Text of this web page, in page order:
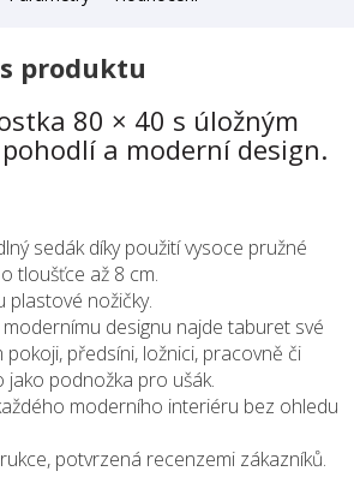
produktu
80 × 40 s úložným
a moderní design.
sedák díky použití vysoce pružné
tloušťce až 8 cm.
nožičky.
designu najde taburet své
pokoji, předsíni, ložnici, pracovně či
podnožka pro ušák.
moderního interiéru bez ohledu
potvrzená recenzemi zákazníků.